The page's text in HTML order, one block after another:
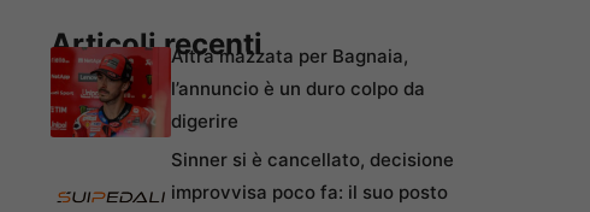
Articoli recentiAltra mazzata per Bagnaia,
l’annuncio è un duro colpo da
digerire
Sinner si è cancellato, decisione
improvvisa poco fa: il suo posto